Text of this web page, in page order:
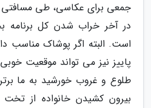
جمعی برای عکاسی، طی مسافتی
در آخر خراب شدن کل برنامه
است. البته اگر پوشاک مناسب
پاییز نیز می تواند موقعیت
طلوع و غروب خورشید به ما
بیرون کشیدن خانواده از